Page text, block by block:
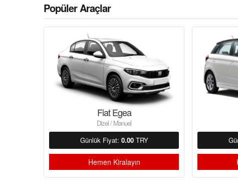
Popüler Araçlar
Fiat Egea
Dizel / Manuel
Günlük Fiyat: 0.00TRY
Hemen Kiralayın